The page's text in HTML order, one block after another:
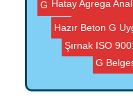
G Belgesi, Agrega
G Belgesi,
Hatay
Hazır Beton G